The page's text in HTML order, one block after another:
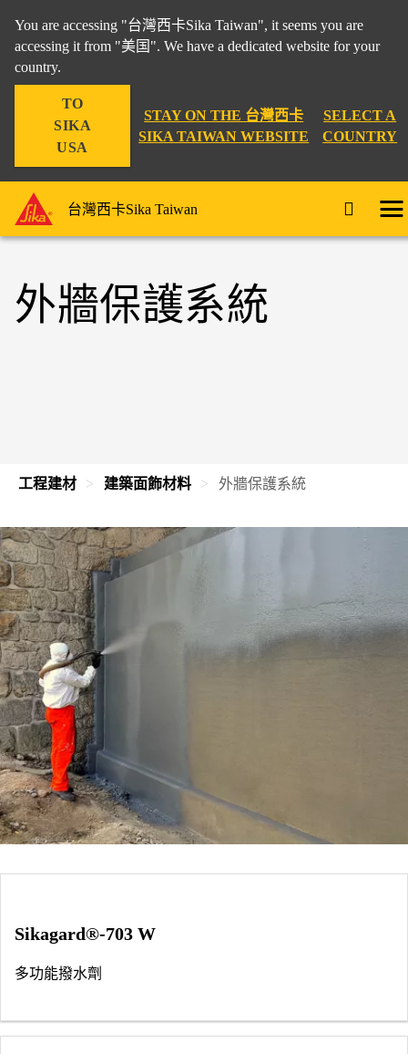
You are accessing "台灣西卡Sika Taiwan", it seems you are
accessing it from "美国". We have a dedicated website for your
country.
TO
SIKA
USA
STAY ON THE 台灣西卡
SIKA TAIWAN WEBSITE
SELECT A
COUNTRY
台灣西卡Sika Taiwan
外牆保護系統
工程建材 建築面飾材料 外牆保護系統
Sikagard®-703 W
多功能撥水劑